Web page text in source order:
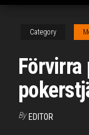
Category
Förvirra
By EDITOR